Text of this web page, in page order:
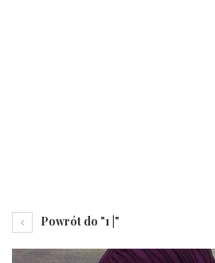
Powrót do "1 |"